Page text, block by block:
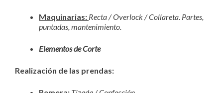
Maquinarias: Recta / Overlock / Collareta. Partes,
puntadas, mantenimiento.
Elementos de Corte
Realización de las prendas: